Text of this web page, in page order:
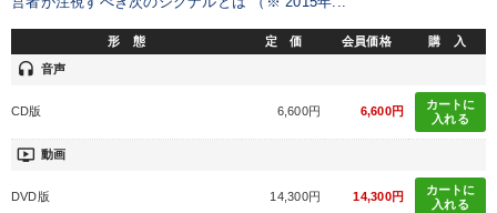
形 態 定 価 会員価格 購 入
headset 音声
CD版 6,600円 6,600円
カートに
入れる
ondemand_video 動画
DVD版 14,300円 14,300円
カートに
入れる